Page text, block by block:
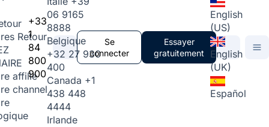
Retour
affilié
channel
+33
1
84
800
900
06 9165
8888
Belgique
+32 27 930
400
Canada +1
438 448
4444
Irlande
Se
connecter
Essayer
gratuitement
English
(US)
English
(UK)
Español